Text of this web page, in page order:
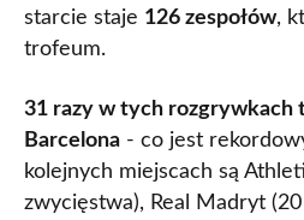
starcie staje 126 zespołów,
trofeum.
31 razy w tych rozgrywkach
Barcelona - co jest
kolejnych miejscach są
zwycięstwa), Real Madryt